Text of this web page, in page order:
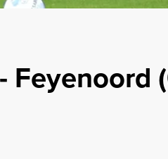
Feyenoord